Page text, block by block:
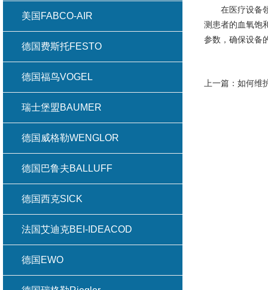
在医疗设备领
测患者的血氧饱
参数，确保设备
上一篇： 如何维
美国FABCO-AIR
德国费斯托FESTO
德国福鸟VOGEL
瑞士堡盟BAUMER
德国威格勒WENGLOR
德国巴鲁夫BALLUFF
德国西克SICK
法国艾迪克BEI-IDEACOD
德国EWO